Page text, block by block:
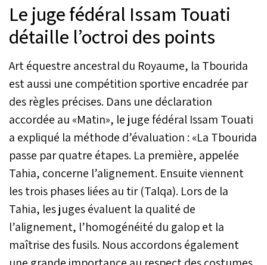
Le juge fédéral Issam Touati
détaille l’octroi des points
Art équestre ancestral du Royaume, la Tbourida
est aussi une compétition sportive encadrée par
des règles précises. Dans une déclaration
accordée au «Matin», le juge fédéral Issam Touati
a expliqué la méthode d’évaluation : «La Tbourida
passe par quatre étapes. La première, appelée
Tahia, concerne l’alignement. Ensuite viennent
les trois phases liées au tir (Talqa). Lors de la
Tahia, les juges évaluent la qualité de
l’alignement, l’homogénéité du galop et la
maîtrise des fusils. Nous accordons également